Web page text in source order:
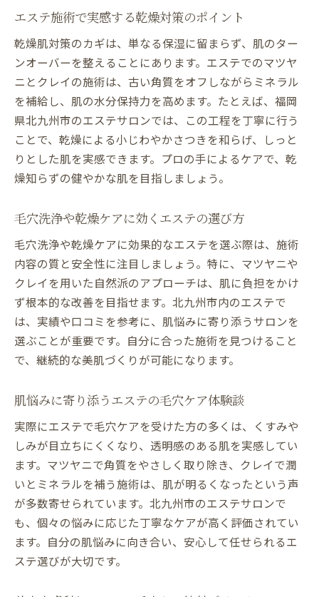
しみ予防とくすみ対策に役立つエステ活用
法
エステと市販ケアの効果的な併用方法とは
悩み別に選ぶエステ施術とアドバイス
毛穴ケアに強いエステで肌のターンオーバー促
進
エステの毛穴洗浄でターンオーバーを整え
る
マツヤニとクレイによる角質ケアのメリッ
エステ施術が肌代謝を高める仕組みと効果
毛穴ケアとターンオーバー促進の関係性
エステで得られる肌の生まれ変わり体験談
ターンオーバーを助けるエステの活用術
エステのしわ・たるみケアで若々しい肌へ
エステでしわたるみ対策を始める際のポイ
ント
方法
美容皮膚科とエステのしわケアの違いを解
説
エステ施術の効果を高める日常ケアのコツ
若々しい肌を目指すエステ通いのメリット
毛穴ケアや乾燥改善にエステが選ばれる理由
エステが毛穴ケアや乾燥に強い理由を徹底
エステ施術で実感する乾燥対策のポイント
乾燥肌対策のカギは、単なる保湿に留まらず、肌のター
ンオーバーを整えることにあります。エステでのマツヤ
ニとクレイの施術は、古い角質をオフしながらミネラル
を補給し、肌の水分保持力を高めます。たとえば、福岡
県北九州市のエステサロンでは、この工程を丁寧に行う
ことで、乾燥による小じわやかさつきを和らげ、しっと
りとした肌を実感できます。プロの手によるケアで、乾
燥知らずの健やかな肌を目指しましょう。
毛穴洗浄や乾燥ケアに効くエステの選び方
毛穴洗浄や乾燥ケアに効果的なエステを選ぶ際は、施術
内容の質と安全性に注目しましょう。特に、マツヤニや
クレイを用いた自然派のアプローチは、肌に負担をかけ
ず根本的な改善を目指せます。北九州市内のエステで
は、実績や口コミを参考に、肌悩みに寄り添うサロンを
選ぶことが重要です。自分に合った施術を見つけること
で、継続的な美肌づくりが可能になります。
肌悩みに寄り添うエステの毛穴ケア体験談
実際にエステで毛穴ケアを受けた方の多くは、くすみや
しみが目立ちにくくなり、透明感のある肌を実感してい
ます。マツヤニで角質をやさしく取り除き、クレイで潤
いとミネラルを補う施術は、肌が明るくなったという声
が多数寄せられています。北九州市のエステサロンで
も、個々の悩みに応じた丁寧なケアが高く評価されてい
ます。自分の肌悩みに向き合い、安心して任せられるエ
ステ選びが大切です。